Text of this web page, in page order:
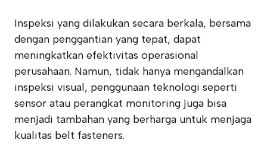
Inspeksi yang dilakukan secara berkala, bersama
dengan penggantian yang tepat, dapat
meningkatkan efektivitas operasional
perusahaan. Namun, tidak hanya mengandalkan
inspeksi visual, penggunaan teknologi seperti
sensor atau perangkat monitoring juga bisa
menjadi tambahan yang berharga untuk menjaga
kualitas belt fasteners.